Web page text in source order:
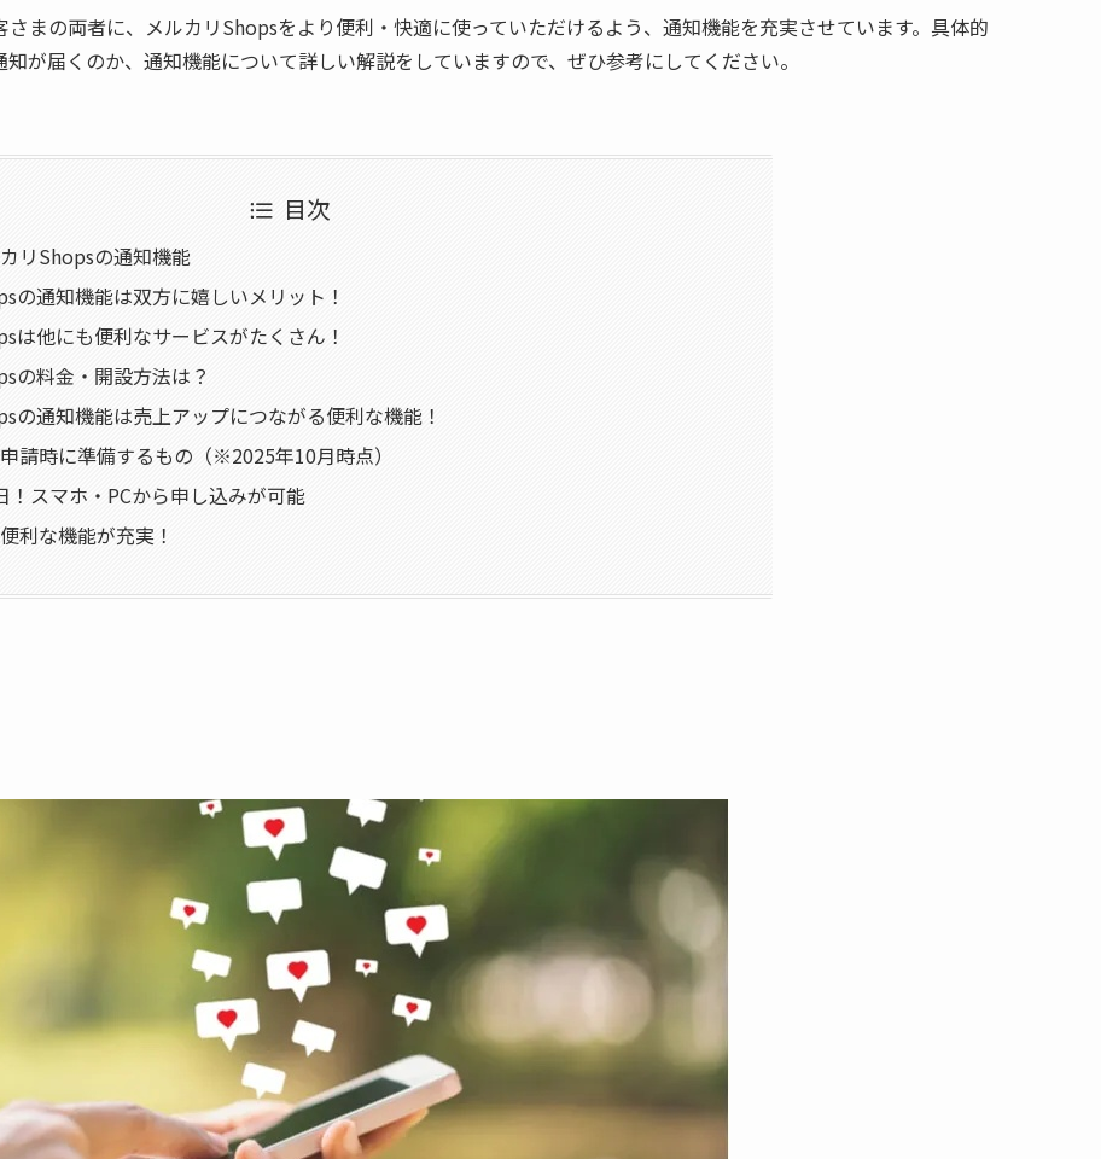
まの両者に、メルカリShopsをより便利・快適に使っていただけるよう、通知機能を充実させています。具体的
が届くのか、通知機能について詳しい解説をしていますので、ぜひ参考にしてください。
目次
カリShopsの通知機能
の通知機能は双方に嬉しいメリット！
は他にも便利なサービスがたくさん！
の料金・開設方法は？
の通知機能は売上アップにつながる便利な機能！
請時に準備するもの（※2025年10月時点）
！スマホ・PCから申し込みが可能
利な機能が充実！